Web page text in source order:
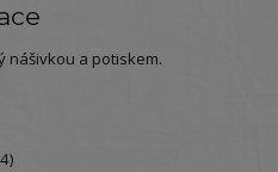
nášivkou a potiskem.